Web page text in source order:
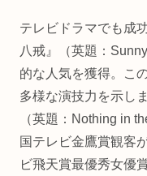
テレビドラマでも成
八戒』（英題：
的な人気を獲得。こ
多様な演技力を示し
（英題：Nothing in
国テレビ金鷹賞観客
ビ飛天賞最優秀女優